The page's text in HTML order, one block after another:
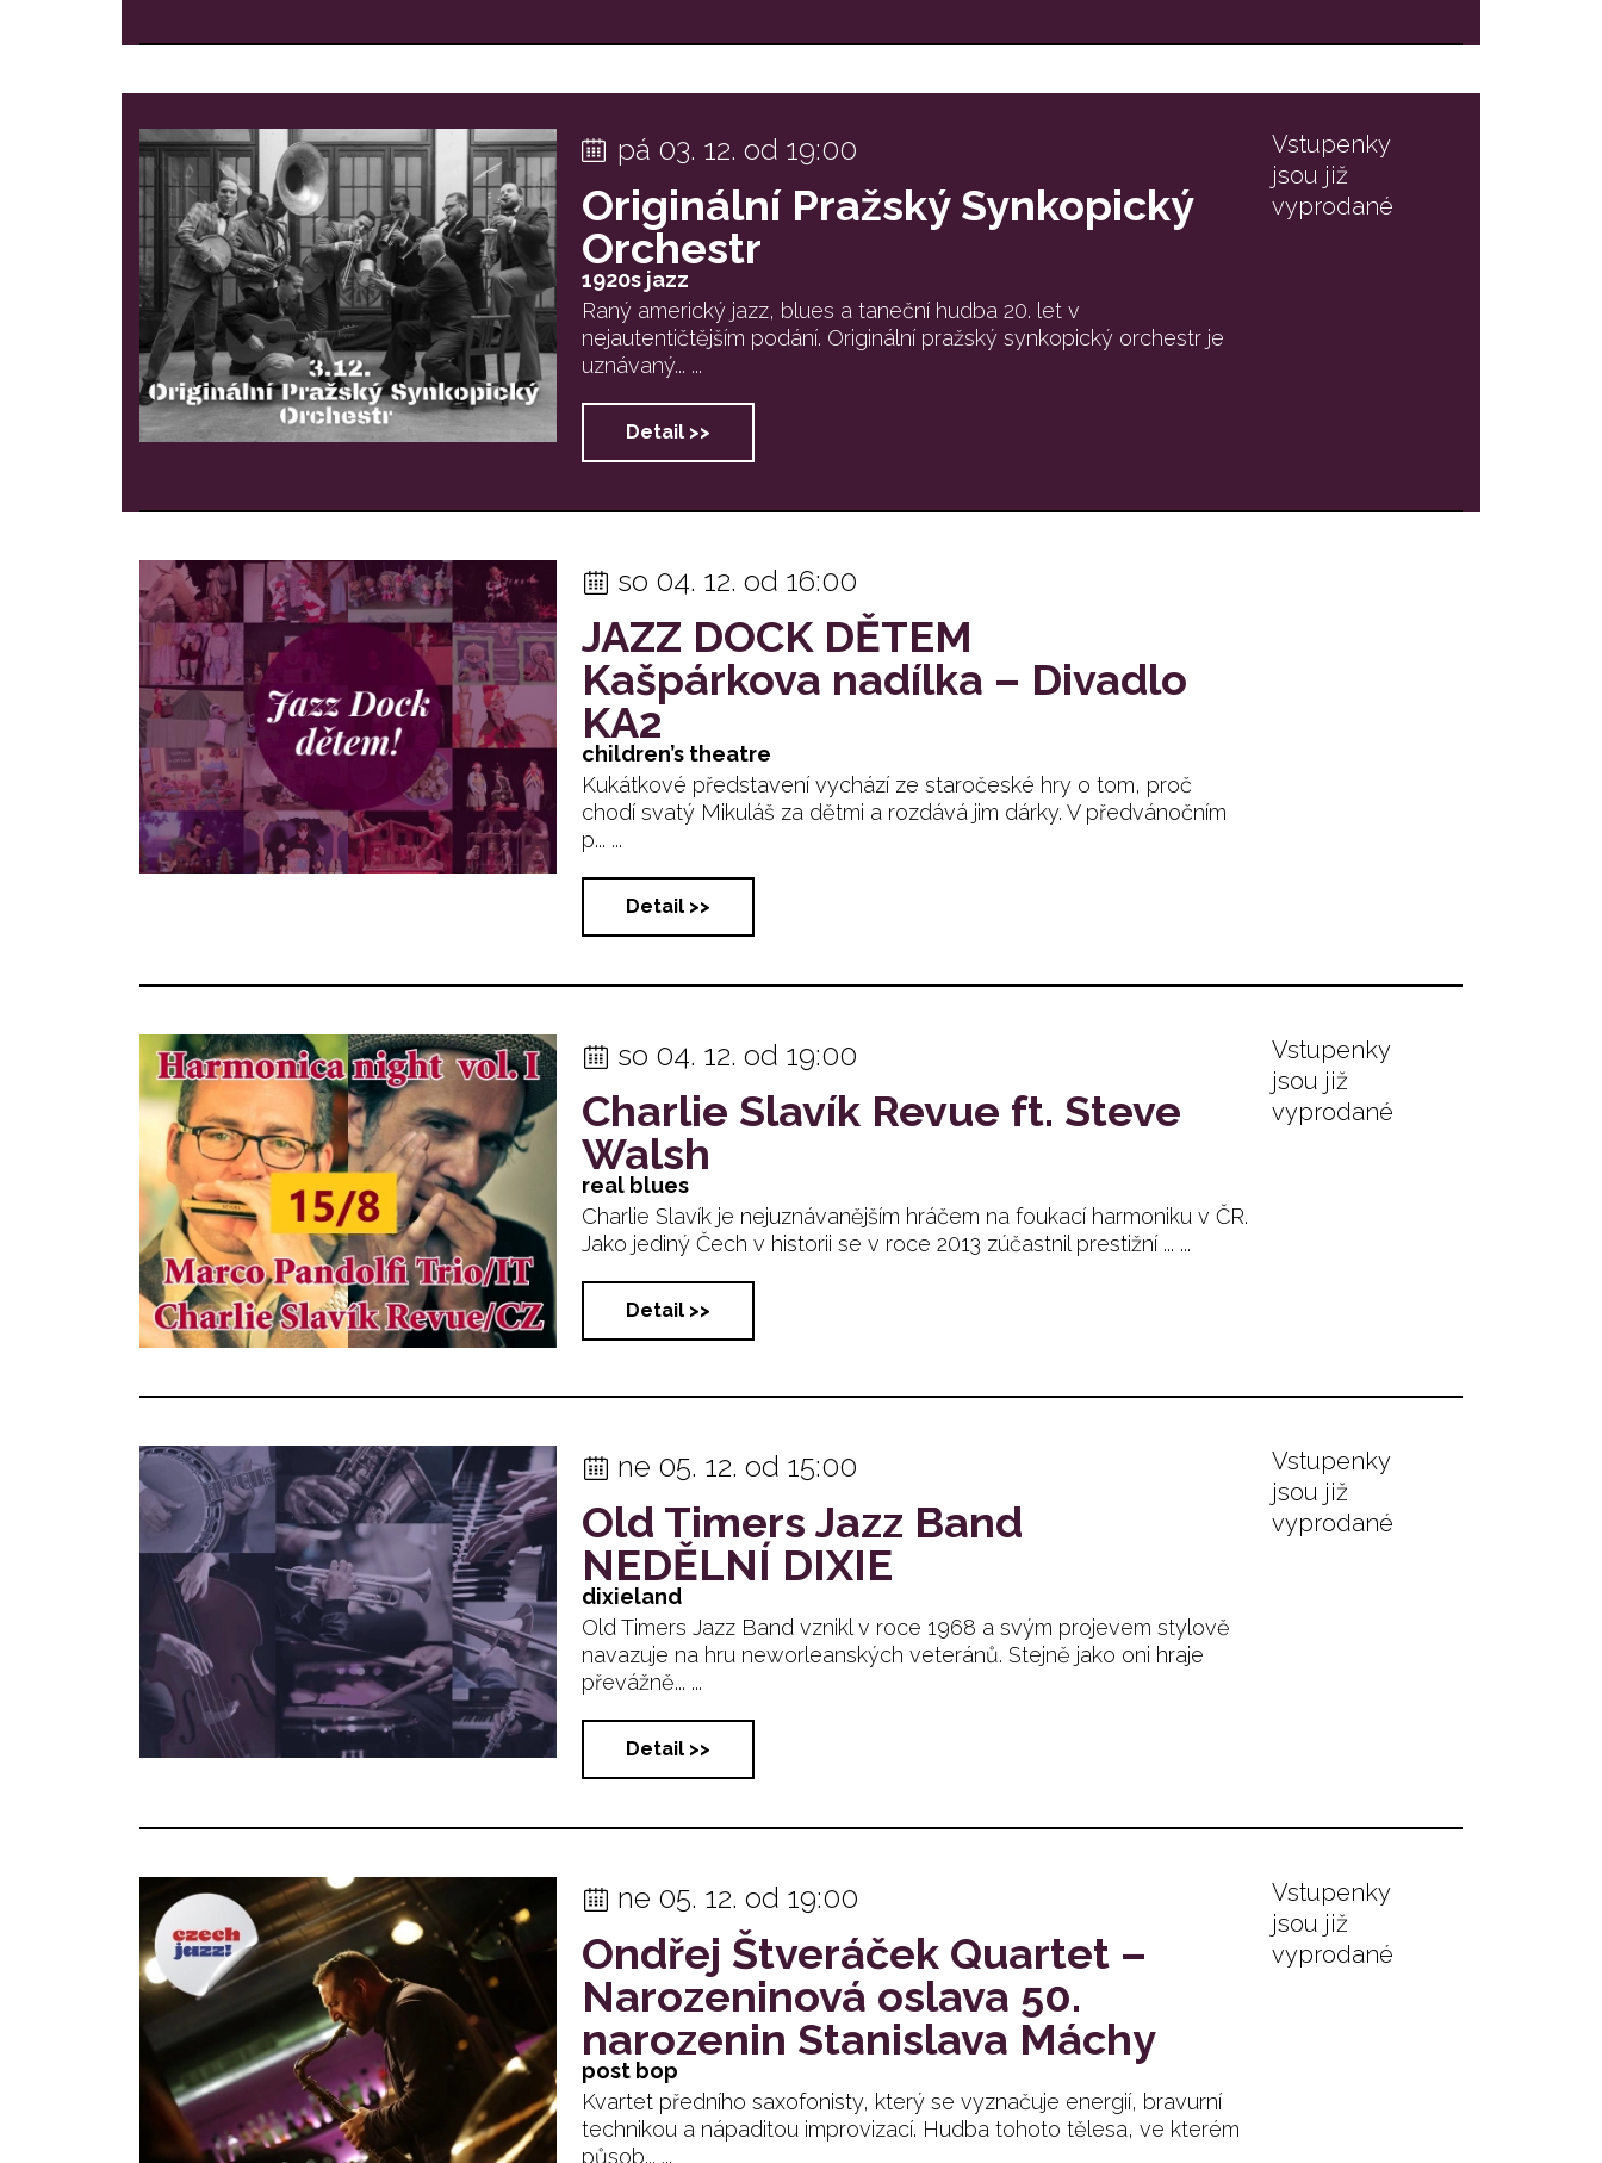
pá 03. 12. od 19:00
Originální Pražský Synkopický
Orchestr
1920s jazz
Raný americký jazz, blues a taneční hudba 20. let v
nejautentičtějším podání. Originální pražský synkopický orchestr je
uznávaný... ...
Detail >>
Vstupenky
jsou již
vyprodané
so 04. 12. od 16:00
JAZZ DOCK DĚTEM
Kašpárkova nadílka – Divadlo
KA2
children’s theatre
Kukátkové představení vychází ze staročeské hry o tom, proč
chodí svatý Mikuláš za dětmi a rozdává jim dárky. V předvánočním
p... ...
Detail >>
so 04. 12. od 19:00
Charlie Slavík Revue ft. Steve
Walsh
real blues
Charlie Slavík je nejuznávanějším hráčem na foukací harmoniku v ČR.
Jako jediný Čech v historii se v roce 2013 zúčastnil prestižní ... ...
Detail >>
Vstupenky
jsou již
vyprodané
ne 05. 12. od 15:00
Old Timers Jazz Band
NEDĚLNÍ DIXIE
dixieland
Old Timers Jazz Band vznikl v roce 1968 a svým projevem stylově
navazuje na hru neworleanských veteránů. Stejně jako oni hraje
převážně... ...
Detail >>
Vstupenky
jsou již
vyprodané
ne 05. 12. od 19:00
Ondřej Štveráček Quartet –
Narozeninová oslava 50.
narozenin Stanislava Máchy
post bop
Kvartet předního saxofonisty, který se vyznačuje energií, bravurní
technikou a nápaditou improvizací. Hudba tohoto tělesa, ve kterém
působ... ...
Vstupenky
jsou již
vyprodané